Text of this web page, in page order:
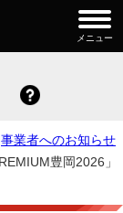
メニュー
事業者へのお知らせ
豊岡2026」